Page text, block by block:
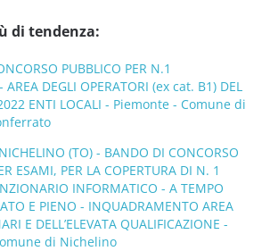
di tendenza:
PUBBLICO PER N.1
AREA DEGLI OPERATORI (ex cat. B1) DEL
ENTI LOCALI - Piemonte - Comune di
(TO) - BANDO DI CONCORSO
ESAMI, PER LA COPERTURA DI N. 1
INFORMATICO - A TEMPO
E PIENO - INQUADRAMENTO AREA
E DELL’ELEVATA QUALIFICAZIONE -
di Nichelino